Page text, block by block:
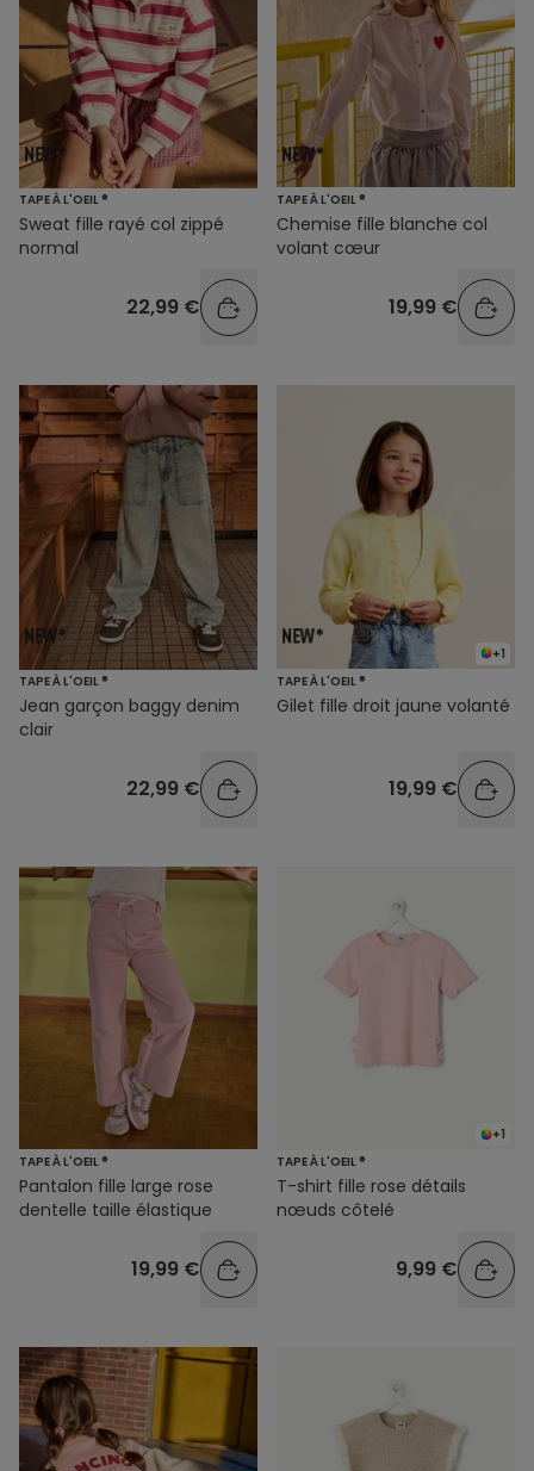
TAPE À L'OEIL ®
Sweat fille rayé col zippé
normal
22,99 €
TAPE À L'OEIL ®
Chemise fille blanche col
volant cœur
19,99 €
TAPE À L'OEIL ®
Jean garçon baggy denim
clair
22,99 €
+1
TAPE À L'OEIL ®
Gilet fille droit jaune volanté
19,99 €
TAPE À L'OEIL ®
Pantalon fille large rose
dentelle taille élastique
19,99 €
+1
TAPE À L'OEIL ®
T-shirt fille rose détails
nœuds côtelé
9,99 €